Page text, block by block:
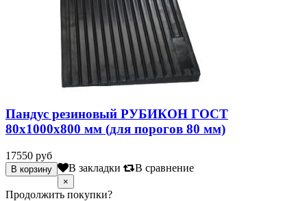
Пандус резиновый РУБИКОН ГОСТ
80х1000х800 мм (для порогов 80 мм)
17550 руб
В закладки В сравнение
×
Продолжить покупки?